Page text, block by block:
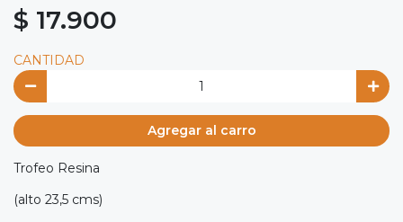
$ 17.900
CANTIDAD
Agregar al carro
Trofeo Resina
(alto 23,5 cms)